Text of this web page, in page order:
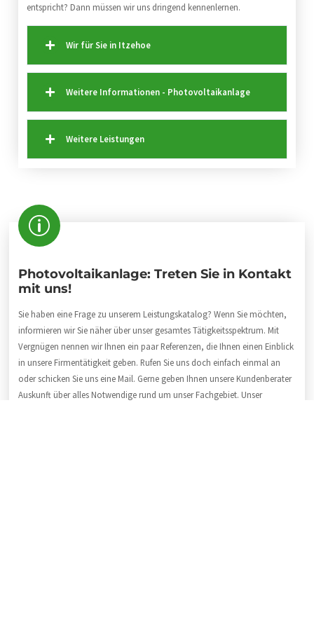
entspricht? Dann müssen wir uns dringend kennenlernen.
Wir für Sie in Itzehoe
Weitere Informationen - Photovoltaikanlage
Weitere Leistungen
Photovoltaikanlage: Treten Sie in Kontakt
mit uns!
Sie haben eine Frage zu unserem Leistungskatalog? Wenn Sie möchten,
informieren wir Sie näher über unser gesamtes Tätigkeitsspektrum. Mit
Vergnügen nennen wir Ihnen ein paar Referenzen, die Ihnen einen Einblick
in unsere Firmentätigkeit geben. Rufen Sie uns doch einfach einmal an
oder schicken Sie uns eine Mail. Gerne geben Ihnen unsere Kundenberater
Auskunft über alles Notwendige rund um unser Fachgebiet. Unser